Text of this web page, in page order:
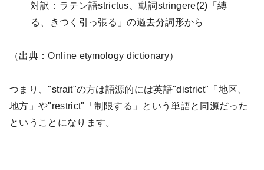
対訳：ラテン語strictus 、動詞stringere(2) 「縛
る、きつく引っ張る」の過去分詞形から
（出典：Online etymology dictionary）
つまり、"strait"の方は語源的には英語"district" 「地区、
地方」や"restrict" 「制限する」という単語と同源だった
ということになります。